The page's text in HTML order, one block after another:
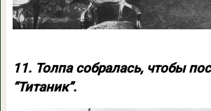
11. Толпа собралась, чтобы
“Титаник”.